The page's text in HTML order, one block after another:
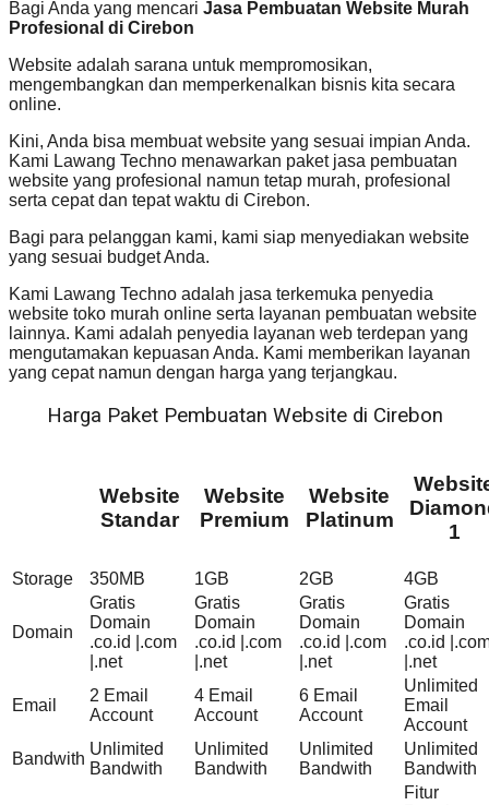
Bagi Anda yang mencari Jasa Pembuatan Website Murah
Profesional di Cirebon
Website adalah sarana untuk mempromosikan,
mengembangkan dan memperkenalkan bisnis kita secara
online.
Kini, Anda bisa membuat website yang sesuai impian Anda.
Kami Lawang Techno menawarkan paket jasa pembuatan
website yang profesional namun tetap murah, profesional
serta cepat dan tepat waktu di Cirebon.
Bagi para pelanggan kami, kami siap menyediakan website
yang sesuai budget Anda.
Kami Lawang Techno adalah jasa terkemuka penyedia
website toko murah online serta layanan pembuatan website
lainnya. Kami adalah penyedia layanan web terdepan yang
mengutamakan kepuasan Anda. Kami memberikan layanan
yang cepat namun dengan harga yang terjangkau.
Harga Paket Pembuatan Website di Cirebon
Website
Standar
Website
Premium
Website
Platinum
1
Storage 350MB 1GB 2GB 4GB
Domain
Gratis
Domain
.co.id |.com
|.net
Gratis
Domain
.co.id |.com
|.net
Gratis
Domain
.co.id |.com
|.net
Gratis
Domain
.co.id
|.net
Email
2 Email
Account
4 Email
Account
6 Email
Account
Unlimited
Email
Account
Bandwith
Unlimited
Bandwith
Unlimited
Bandwith
Unlimited
Bandwith
Unlimited
Bandwith
Fitur